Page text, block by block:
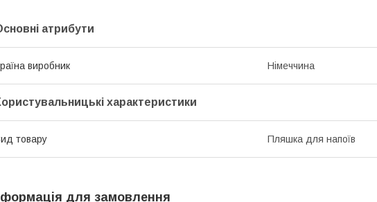
атрибути
виробник Німеччина
характеристики
товару Пляшка для напоїв
для замовлення